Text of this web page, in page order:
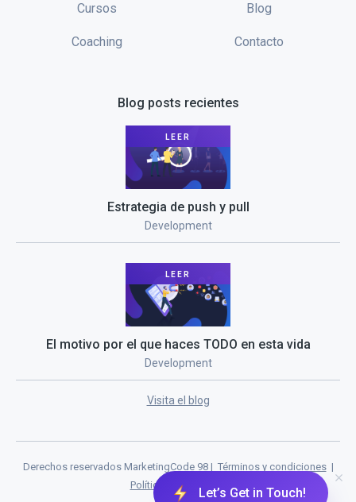
Let’s Get in Touch!
Cursos
Coaching
Blog
Contacto
Blog posts recientes
LEER
Estrategia de push y pull
Development
LEER
El motivo por el que haces TODO en esta vida
Development
Visita el blog
Derechos reservados MarketingCode 98 | Términos y condiciones|
Política de privacidad